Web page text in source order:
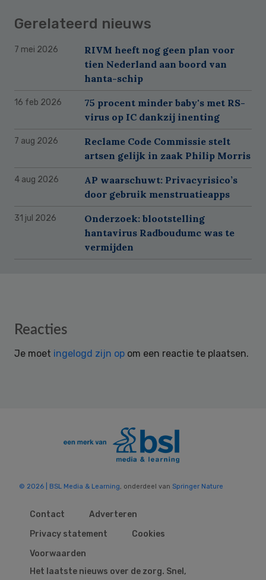
Gerelateerd nieuws
7 mei 2026
RIVM heeft nog geen plan voor
tien Nederland aan boord van
hanta-schip
16 feb 2026
75 procent minder baby's met RS-
virus op IC dankzij inenting
7 aug 2026
Reclame Code Commissie stelt
artsen gelijk in zaak Philip Morris
4 aug 2026
AP waarschuwt: Privacyrisico’s
door gebruik menstruatieapps
31 jul 2026
Onderzoek: blootstelling
hantavirus Radboudumc was te
vermijden
Reader
Reacties
Je moet ingelogd zijn op om een reactie te plaatsen.
© 2026 | BSL Media & Learning , onderdeel van Springer Nature
Contact
Adverteren
Privacy statement
Cookies
Voorwaarden
Het laatste nieuws over de zorg. Snel,